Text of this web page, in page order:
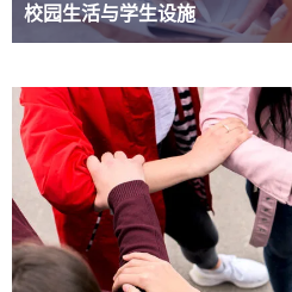
校园生活与学生设施